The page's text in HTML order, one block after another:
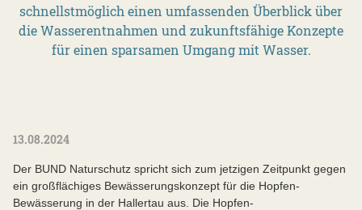
schnellstmöglich einen umfassenden Überblick über
die Wasserentnahmen und zukunftsfähige Konzepte
für einen sparsamen Umgang mit Wasser.
13.08.2024
Der BUND Naturschutz spricht sich zum jetzigen Zeitpunkt gegen
ein großflächiges Bewässerungskonzept für die Hopfen-
Bewässerung in der Hallertau aus. Die Hopfen-